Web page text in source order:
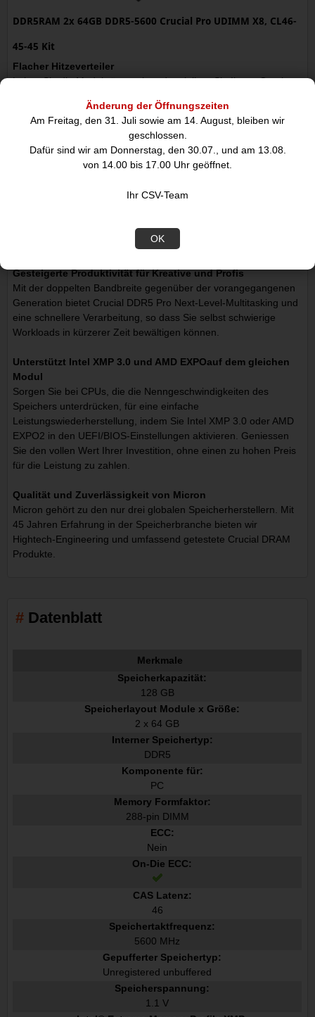
Änderung der Öffnungszeiten
Am Freitag, den 31. Juli sowie am 14. August, bleiben wir
geschlossen.
Dafür sind wir am Donnerstag, den 30.07., und am 13.08.
von 14.00 bis 17.00 Uhr geöffnet.
Ihr CSV-Team
OK
DDR5RAM 2x 64GB DDR5-5600 Crucial Pro UDIMM X8, CL46-
45-45 Kit
Flacher Hitzeverteiler
Leiten Sie die Modulwärme ab und verleihen Sie Ihrem Gaming-
Dank unseres integrierten flachen Hitzeverteilers passt der
Crucial DDR5 Pro sogar in kleinere PCs.
Benutzerfreundlicher Speicher für Gaming-Rigs
1,88-mal schneller als DDR4, um die Bildwiederholrate beim
Upgraden Sie Ihr Gaming-Rig mit unserem smarten Design,
Übertaktungsgeschwindigkeiten oder Latenzoptimierung
auseinandersetzen zu müssen.
Gesteigerte Produktivität für Kreative und Profis
Mit der doppelten Bandbreite gegenüber der vorangegangenen
Generation bietet Crucial DDR5 Pro Next-Level-Multitasking und
eine schnellere Verarbeitung, so dass Sie selbst schwierige
Workloads in kürzerer Zeit bewältigen können.
Unterstützt Intel XMP 3.0 und AMD EXPOauf dem gleichen
Modul
Sorgen Sie bei CPUs, die die Nenngeschwindigkeiten des
Speichers unterdrücken, für eine einfache
Leistungswiederherstellung, indem Sie Intel XMP 3.0 oder AMD
EXPO2 in den UEFI/BIOS-Einstellungen aktivieren. Geniessen
Sie den vollen Wert Ihrer Investition, ohne einen zu hohen Preis
für die Leistung zu zahlen.
Qualität und Zuverlässigkeit von Micron
Micron gehört zu den nur drei globalen Speicherherstellern. Mit
45 Jahren Erfahrung in der Speicherbranche bieten wir
Hightech-Engineering und umfassend getestete Crucial DRAM
Produkte.
Datenblatt
Merkmale
Speicherkapazität:
128 GB
Speicherlayout Module x Größe:
2 x 64 GB
Interner Speichertyp:
DDR5
Komponente für:
PC
Memory Formfaktor:
288-pin DIMM
ECC:
Nein
On-Die ECC:
CAS Latenz:
46
Speichertaktfrequenz:
5600 MHz
Gepufferter Speichertyp:
Unregistered unbuffered
Speicherspannung:
1.1 V